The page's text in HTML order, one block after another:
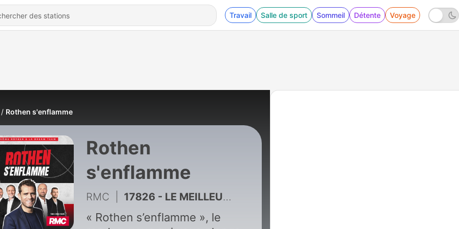
Travail Salle de sport Sommeil Détente Voyage
Rothen s'enflamme
Rothen
s'enflamme
RMC 17826 - LE MEILLEUR DE ROTHEN S'ENFLAMME - PARTIE 3 : le bilan de Deschamps à la tête des Bleus est-il exceptionnel ?
« Rothen s’enflamme », le